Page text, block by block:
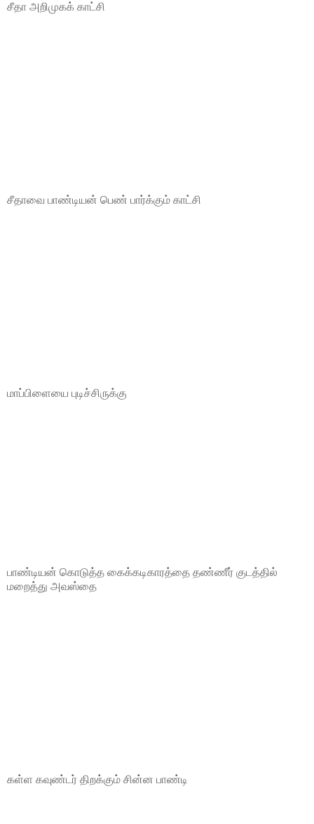
சீதா அறிமுகக் காட்சி
சீதாவை பாண்டியன் பெண் பார்க்கும் காட்சி
மாப்பிளையை புடிச்சிருக்கு
பாண்டியன் கொடுத்த கைக்கடிகாரத்தை தண்ணீர் குடத்தில்
மறைத்து அவஸ்தை
கள்ள கவுண்டர் திறக்கும் சின்ன பாண்டி